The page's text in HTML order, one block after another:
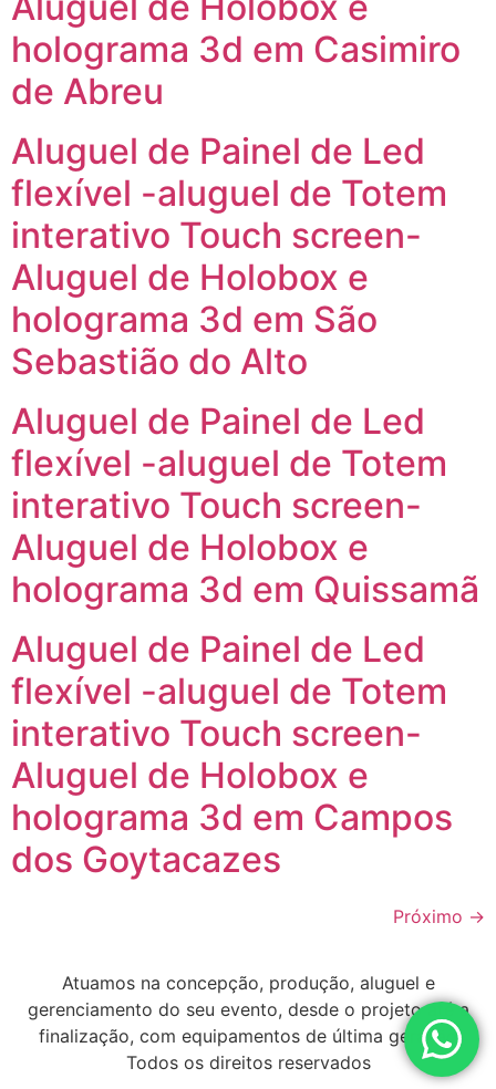
holograma 3d em Casimiro
de Abreu
Aluguel de Painel de Led
flexível -aluguel de Totem
interativo Touch screen-
Aluguel de Holobox e
holograma 3d em São
Sebastião do Alto
Aluguel de Painel de Led
flexível -aluguel de Totem
interativo Touch screen-
Aluguel de Holobox e
holograma 3d em Quissamã
Aluguel de Painel de Led
flexível -aluguel de Totem
interativo Touch screen-
Aluguel de Holobox e
holograma 3d em Campos
dos Goytacazes
Próximo →
Atuamos na concepção, produção, aluguel e
gerenciamento do seu evento, desde o projeto até a
finalização, com equipamentos de última geração
Todos os direitos reservados